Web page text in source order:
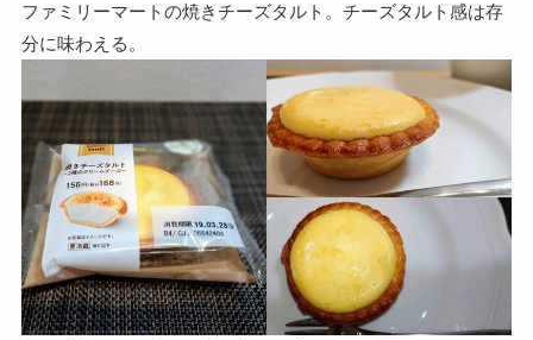
ファミリーマートの焼きチーズタルト。チーズタルト感は存
分に味わえる。